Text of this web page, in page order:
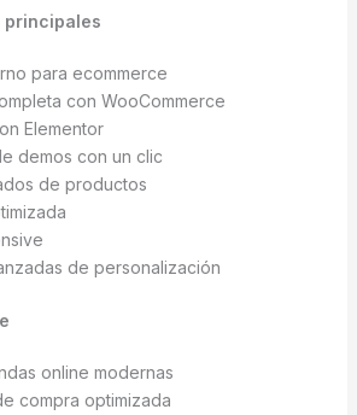
para ecommerce
con WooCommerce
Elementor
demos con un clic
de productos
de personalización
online modernas
compra optimizada